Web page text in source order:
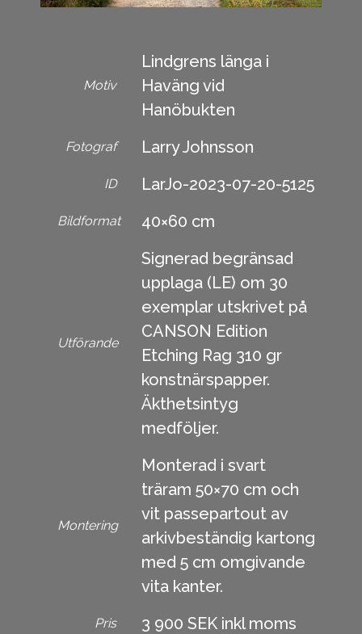
Motiv
Lindgrens länga i
Haväng vid
Hanöbukten
Fotograf Larry Johnsson
ID LarJo-2023-07-20-5125
Bildformat 40×60 cm
Utförande
Signerad begränsad
upplaga (LE) om 30
exemplar utskrivet på
CANSON Edition
Etching Rag 310 gr
konstnärspapper.
Äkthetsintyg
medföljer.
Montering
Monterad i svart
träram 50×70 cm och
vit passepartout av
arkivbeständig kartong
med 5 cm omgivande
vita kanter.
Pris 3 900 SEK inkl moms